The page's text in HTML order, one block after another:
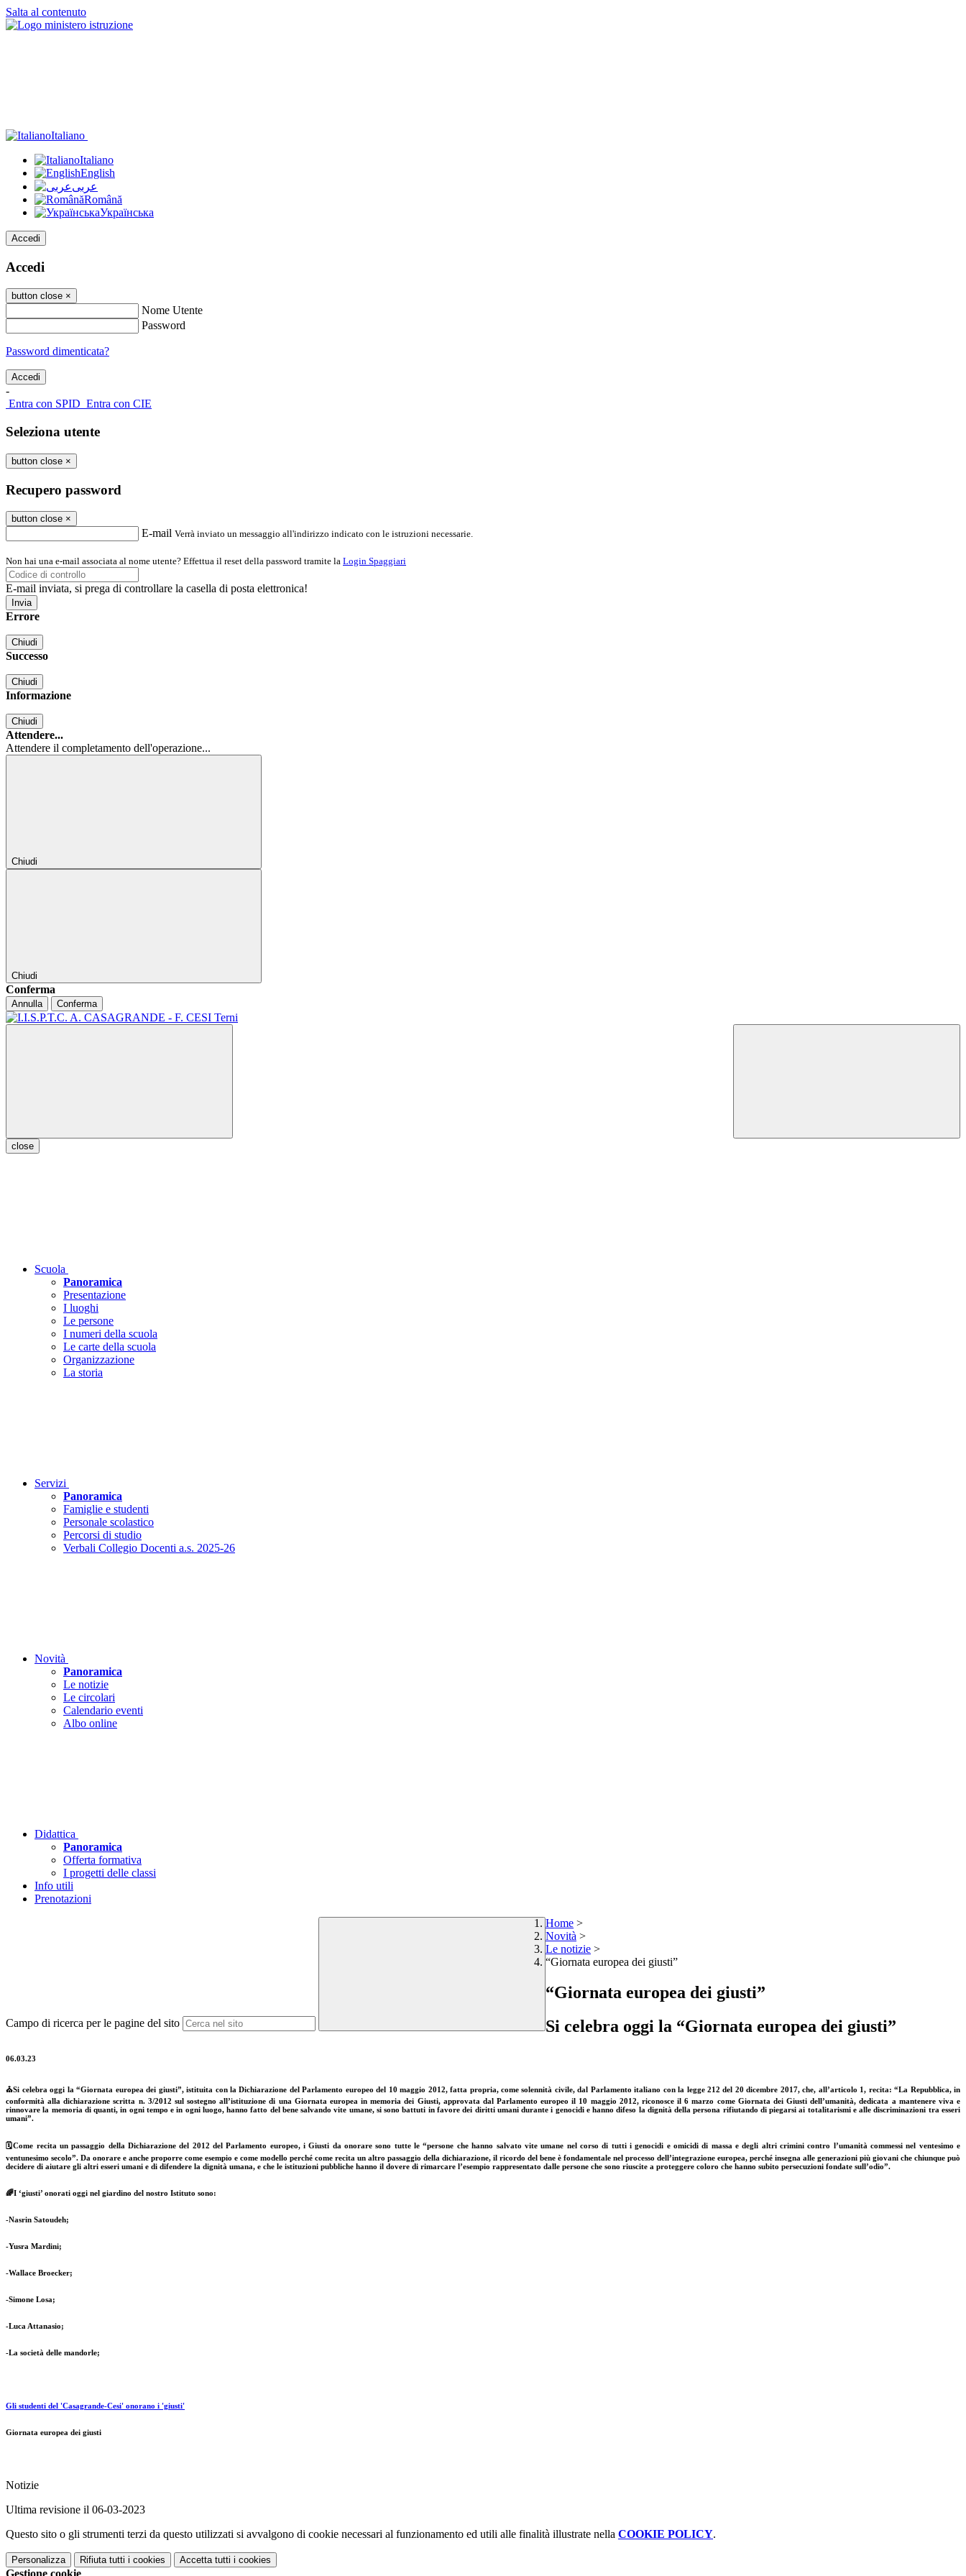
Salta al contenuto
Italiano
Italiano
English
عربى
Română
Українська
Accedi
Accedi
button close ×
Nome Utente
Password
Password dimenticata?
-
Entra con SPID Entra con CIE
Seleziona utente
button close ×
Recupero password
button close ×
E-mail Verrà inviato un messaggio all'indirizzo indicato con le istruzioni necessarie.
Non hai una e-mail associata al nome utente? Effettua il reset della password tramite la Login Spaggiari
E-mail inviata, si prega di controllare la casella di posta elettronica!
Errore
Chiudi
Successo
Chiudi
Informazione
Chiudi
Attendere...
Attendere il completamento dell'operazione...
Chiudi
Chiudi
Conferma
Annulla Conferma
close
Scuola
Panoramica
Presentazione
I luoghi
Le persone
I numeri della scuola
Le carte della scuola
Organizzazione
La storia
Servizi
Panoramica
Famiglie e studenti
Personale scolastico
Percorsi di studio
Verbali Collegio Docenti a.s. 2025-26
Novità
Panoramica
Le notizie
Le circolari
Calendario eventi
Albo online
Didattica
Panoramica
Offerta formativa
I progetti delle classi
Info utili
Prenotazioni
Campo di ricerca per le pagine del sito
Home >
Novità >
Le notizie >
“Giornata europea dei giusti”
“Giornata europea dei giusti”
Si celebra oggi la “Giornata europea dei giusti”
06.03.23
⛪Si celebra oggi la “Giornata europea dei giusti”,istituita con la Dichiarazione del Parlamento europeo del 10 maggio 2012, fatta propria, comesolennità civile, dal Parlamento italiano con la legge 212 del 20 dicembre 2017, che, all’articolo 1, recita: “La Repubblica, in
conformità alla dichiarazione scritta n. 3/2012 sul sostegno all’istituzione di una Giornata europea in memoria dei Giusti, approvata dal Parlamento europeo il 10 maggio 2012, riconosce il 6 marzo come Giornata dei Giusti dell’umanità, dedicata a mantenere viva e
rinnovare la memoria di quanti, in ogni tempo e in ogni luogo, hanno fatto del bene salvando vite umane, si sono battuti in favore dei diritti umani durante i genocidi e hanno difeso la dignità della persona rifiutando di piegarsi ai totalitarismi e alle discriminazioni tra esseri
umani”.
🗓Come recita un passaggio della Dichiarazione del 2012 del Parlamento europeo, iGiusti da onorare sono tutte le “persone che hanno salvato vite umane nel corso di tutti i genocidi e omicidi di massa e degli altri crimini contro l’umanità commessi nel ventesimo e
ventunesimo secolo”. Da onorare e anche proporre come esempio e come modello perché come recita un altro passaggio della dichiarazione, il ricordo del bene è fondamentale nel processo dell’integrazione europea, perché insegna alle generazioni più giovani che chiunque può
decidere di aiutare gli altri esseri umani e di difendere la dignità umana, e che le istituzioni pubbliche hanno il dovere di rimarcare l’esempio rappresentato dalle persone che sono riuscite a proteggere coloro che hanno subito persecuzioni fondate sull’odio”.
🌈I ‘giusti’ onorati oggi nel giardino del nostro Istituto sono:
-Nasrin Satoudeh;
-Yusra Mardini;
-Wallace Broecker;
-Simone Losa;
-Luca Attanasio;
-La società delle mandorle;
Gli studenti del 'Casagrande-Cesi' onorano i 'giusti'
Giornata europea dei giusti
Notizie
Ultima revisione il 06-03-2023
Questo sito o gli strumenti terzi da questo utilizzati si avvalgono di cookie necessari al funzionamento ed utili alle finalità illustrate nella COOKIE POLICY.
Personalizza Rifiuta tutti i cookies Accetta tutti i cookies
Gestione cookie